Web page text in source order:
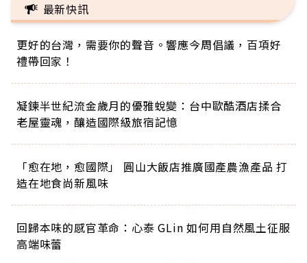
最新快訊
更好的台灣，需要你的聲音。響應今周倡議，百項好
禮帶回家！
凝鍊半世紀流金歲月的優雅蛻變：台中歐酷酒店揉合
老屋靈魂，釀造國際級旅宿記憶
「愈在地，愈國際」 圓山大飯店推廣國產農漁產品 打
造在地食尚新風味
回歸本味的感官革命：心泰 GLin 如何用自然風土征服
高端味蕾